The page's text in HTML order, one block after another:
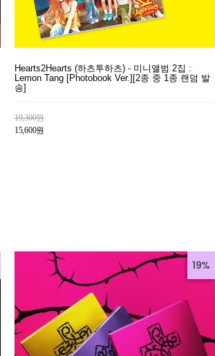
Hearts2Hearts (하츠투하츠) - 미니앨범 2집 :
Lemon Tang [Photobook Ver.][2종 중 1종 랜덤 발
송]
19,300원
15,600원
19%